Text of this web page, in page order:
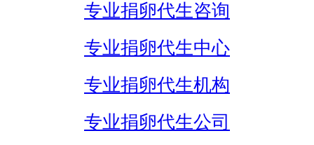
专业捐卵代生咨询
专业捐卵代生中心
专业捐卵代生机构
专业捐卵代生公司